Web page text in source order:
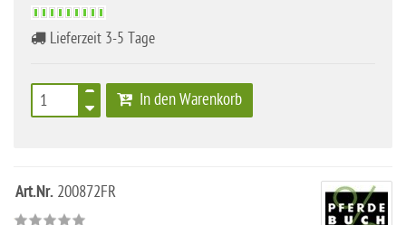
Lieferzeit 3-5 Tage
In den Warenkorb
Art.Nr. 200872FR